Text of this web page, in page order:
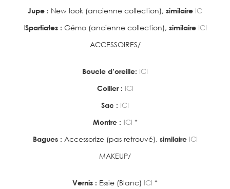
Jupe : New look (ancienne collection), similaire IC
ISpartiates : Gémo (ancienne collection), similaire ICI
ACCESSOIRES/
Boucle d’oreille: ICI
Collier : ICI
Sac : ICI
Montre : ICI *
Bagues : Accessorize (pas retrouvé), similaire ICI
MAKEUP/
Vernis : Essie (Blanc) ICI *